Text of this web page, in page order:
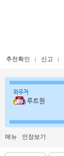
추천확인 신고
와우저
루트원
메뉴 인장보기